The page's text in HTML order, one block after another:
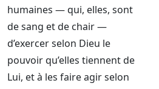
humaines — qui, elles, sont
de sang et de chair —
d’exercer selon Dieu le
pouvoir qu’elles tiennent de
Lui, et à les faire agir selon